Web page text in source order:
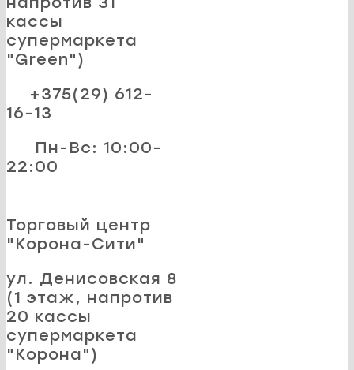
кассы
супермаркета
"Green")
+375(29) 612-
16-13
Пн-Вс: 10:00-
22:00
Торговый центр
"Корона-Сити"
ул. Денисовская 8
(1 этаж, напротив
20 кассы
супермаркета
"Корона")